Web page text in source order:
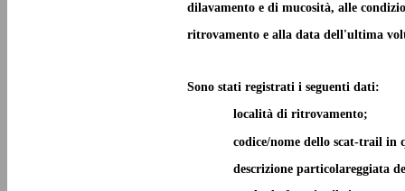
dilavamento e di mucosità, alle
ritrovamento e alla data dell'ultima
Sono stati registrati i seguenti dati:
località di ritrovamento;
codice/nome dello scat-trail in
descrizione particolareggiata